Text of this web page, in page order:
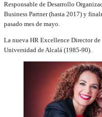
Responsable de Desarrollo
Business Partner (hasta 2017) y
pasado mes de mayo.
La nueva HR Excellence Director
Universidad de Alcalá (1985-90).